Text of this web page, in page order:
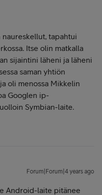
tapahtui
Itse olin matkalla
sijaintini läheni ja läheni
saman yhtiön
oli menossa Mikkelin
Googlen ip-
Symbian-laite.
Forum|Forum|4 years ago
Android-laite pitänee